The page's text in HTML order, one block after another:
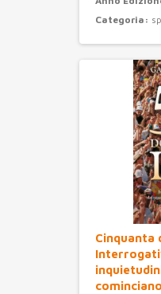
Categoria:
Cinquanta